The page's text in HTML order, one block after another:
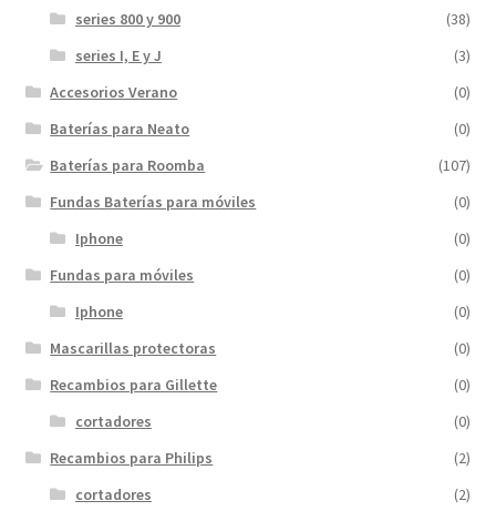
series 800 y 900
(38)
series I, E y J
(3)
Accesorios Verano
(0)
Baterías para Neato
(0)
Baterías para Roomba
(107)
Fundas Baterías para móviles
(0)
Iphone
(0)
Fundas para móviles
(0)
Iphone
(0)
Mascarillas protectoras
(0)
Recambios para Gillette
(0)
cortadores
(0)
Recambios para Philips
(2)
cortadores
(2)